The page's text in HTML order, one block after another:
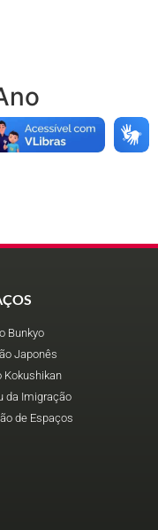
Bunkyo
Japonês
Kokushikan
da Imigração
de Espaços